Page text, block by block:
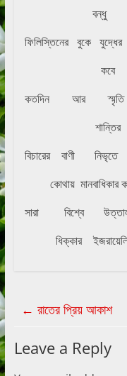
বন্ধু খোঁজে
ফিলিস্তিনের বুকে যুদ্ধের
কবে শেষ
কতদিন আর
শান্তির
বিচারের বাণী
কোথায় মানবাধিকার
সারা বিশ্বে
ধিক্কার
← রাতের প্রিয় আকাশ
Leave a Reply